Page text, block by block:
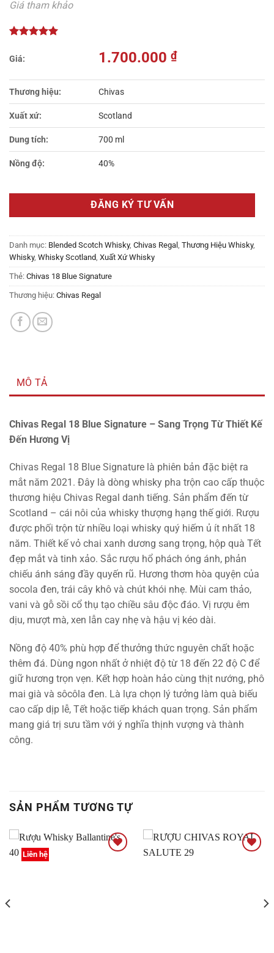
Giá tham khảo
1.700.000₫
Thương hiệu: Chivas
Xuất xứ: Scotland
Dung tích: 700 ml
Nồng độ: 40%
ĐĂNG KÝ TƯ VẤN
Danh mục: Blended Scotch Whisky, Chivas Regal Thương Hiệu Whisky,
Whisky, Whisky Scotland Xuất Xứ Whisky
Thẻ: Chivas 18 Blue Signature
Thương hiệu: Chivas Regal
MÔ TẢ
Chivas Regal 18 Blue Signature – Sang Trọng Từ Thiết Kế
Đến Hương Vị
Chivas Regal 18 Blue Signature là phiên bản đặc biệt ra
mắt năm 2021. Đây là dòng whisky pha trộn cao cấp thuộc
thương hiệu Chivas Regal danh tiếng. Sản phẩm đến từ
Scotland – cái nôi của whisky thượng hạng thế giới. Rượu
được phối trộn từ nhiều loại whisky quý hiếm ủ ít nhất 18
năm. Thiết kế vỏ chai xanh dương sang trọng, hộp quà Tết
đẹp mắt và tinh xảo. Sắc rượu hổ phách óng ánh, phản
chiếu ánh sáng đầy quyến rũ. Hương thơm hòa quyện của
socola đen, trái cây khô và chút khói nhẹ. Mùi cam thảo,
vani và gỗ sồi cổ thụ tạo chiều sâu độc đáo. Vị rượu êm
dịu, mượt mà, xen lẫn cay nhẹ và hậu vị kéo dài.
Nồng độ 40% phù hợp để thưởng thức nguyên chất hoặc
thêm đá. Dùng ngon nhất ở nhiệt độ từ 18 đến 22 độ C để
giữ hương trọn vẹn. Kết hợp hoàn hảo cùng thịt nướng, phô
mai già và sôcôla đen. Là lựa chọn lý tưởng làm quà biếu
cao cấp dịp lễ, Tết hoặc tiếp khách quan trọng. Sản phẩm
mang giá trị sưu tầm với ý nghĩa thịnh vượng và thành
công.
SẢN PHẨM TƯƠNG TỰ
Liên hệ